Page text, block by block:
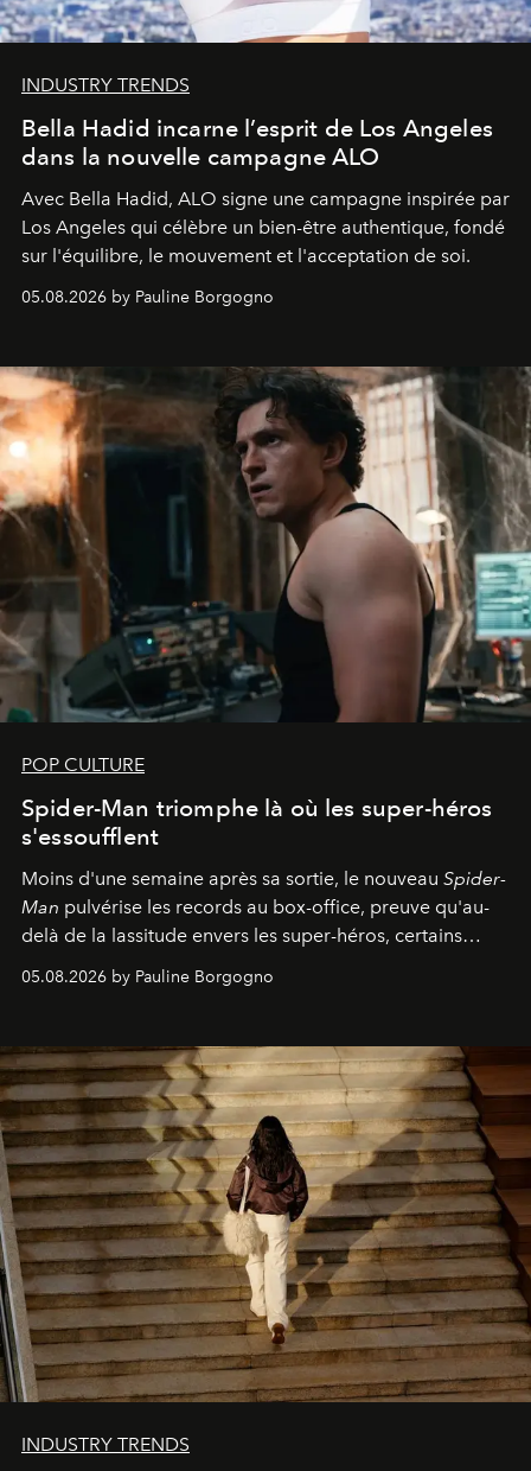
INDUSTRY TRENDS
Bella Hadid incarne l’esprit de Los Angeles
dans la nouvelle campagne ALO
Avec Bella Hadid, ALO signe une campagne inspirée par
Los Angeles qui célèbre un bien-être authentique, fondé
sur l'équilibre, le mouvement et l'acceptation de soi.
05.08.2026 by Pauline Borgogno
POP CULTURE
Spider-Man triomphe là où les super-héros
s'essoufflent
Moins d'une semaine après sa sortie, le nouveau Spider-
Man pulvérise les records au box-office, preuve qu'au-
delà de la lassitude envers les super-héros, certains
personnages continuent de susciter une ferveur intacte.
05.08.2026 by Pauline Borgogno
INDUSTRY TRENDS